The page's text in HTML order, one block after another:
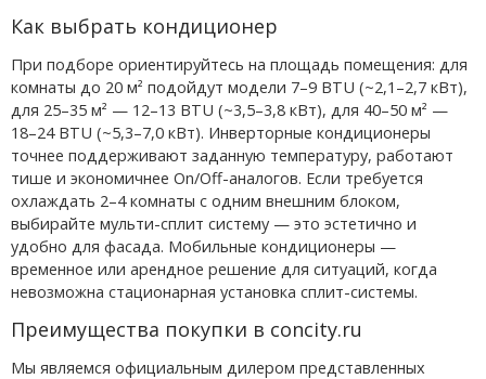
Как выбрать кондиционер
При подборе ориентируйтесь на площадь помещения: для
комнаты до 20 м² подойдут модели 7–9 BTU (~2,1–2,7 кВт),
для 25–35 м² — 12–13 BTU (~3,5–3,8 кВт), для 40–50 м² —
18–24 BTU (~5,3–7,0 кВт). Инверторные кондиционеры
точнее поддерживают заданную температуру, работают
тише и экономичнее On/Off-аналогов. Если требуется
охлаждать 2–4 комнаты с одним внешним блоком,
выбирайте мульти-сплит систему — это эстетично и
удобно для фасада. Мобильные кондиционеры —
временное или арендное решение для ситуаций, когда
невозможна стационарная установка сплит-системы.
Преимущества покупки в concity.ru
Мы являемся официальным дилером представленных